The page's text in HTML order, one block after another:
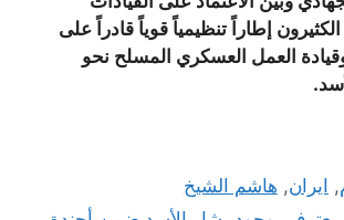
الكثيرون إطاراً تنظيمياً قوياً قادراً على
العمل العسكري المسلح نحو
, ايران, هاشم الشيخ